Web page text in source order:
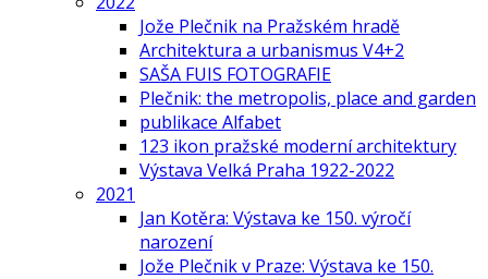
Jože Plečnik na Pražském hradě
Architektura a urbanismus V4+2
SAŠA FUIS FOTOGRAFIE
Plečnik: the metropolis, place and garden
publikace Alfabet
123 ikon pražské moderní architektury
Výstava Velká Praha 1922-2022
2021
Jan Kotěra: Výstava ke 150. výročí
narození
Jože Plečnik v Praze: Výstava ke 150.